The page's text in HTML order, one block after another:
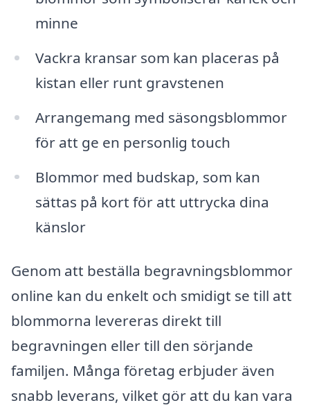
minne
Vackra kransar som kan placeras på
kistan eller runt gravstenen
Arrangemang med säsongsblommor
för att ge en personlig touch
Blommor med budskap, som kan
sättas på kort för att uttrycka dina
känslor
Genom att beställa begravningsblommor
online kan du enkelt och smidigt se till att
blommorna levereras direkt till
begravningen eller till den sörjande
familjen. Många företag erbjuder även
snabb leverans, vilket gör att du kan vara